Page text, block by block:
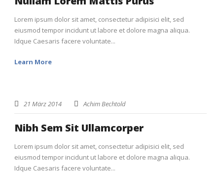
Lorem ipsum dolor sit amet, consectetur adipisici elit, sed
eiusmod tempor incidunt ut labore et dolore magna aliqua.
Idque Caesaris facere voluntate...
Learn More
21 März 2014 Achim Bechtold
Nibh Sem Sit Ullamcorper
Lorem ipsum dolor sit amet, consectetur adipisici elit, sed
eiusmod tempor incidunt ut labore et dolore magna aliqua.
Idque Caesaris facere voluntate...